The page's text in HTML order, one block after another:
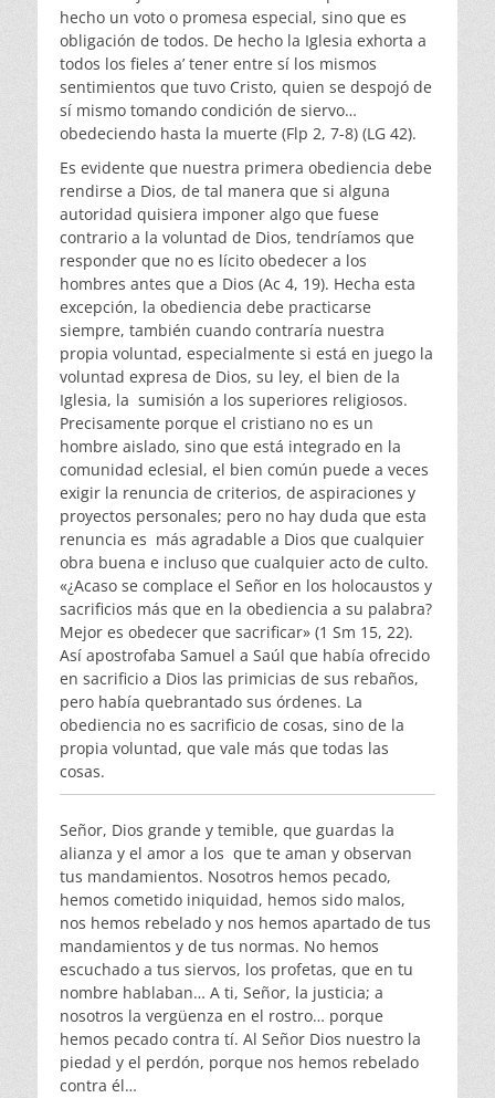
hecho un voto o promesa especial, sino que es
obligación de todos. De hecho la Iglesia exhorta a
todos los fieles a’ tener entre sí los mismos
sentimientos que tuvo Cristo, quien se despojó de
sí mismo tomando condición de siervo…
obedeciendo hasta la muerte (Flp 2, 7-8) (LG 42).
Es evidente que nuestra primera obediencia debe
rendirse a Dios, de tal manera que si alguna
autoridad quisiera imponer algo que fuese
contrario a la voluntad de Dios, tendríamos que
responder que no es lícito obedecer a los
hombres antes que a Dios (Ac 4, 19). Hecha esta
excepción, la obediencia debe practicarse
siempre, también cuando contraría nuestra
propia voluntad, especialmente si está en juego la
voluntad expresa de Dios, su ley, el bien de la
Iglesia, la sumisión a los superiores religiosos.
Precisamente porque el cristiano no es un
hombre aislado, sino que está integrado en la
comunidad eclesial, el bien común puede a veces
exigir la renuncia de criterios, de aspiraciones y
proyectos personales; pero no hay duda que esta
renuncia es más agradable a Dios que cualquier
obra buena e incluso que cualquier acto de culto.
«¿Acaso se complace el Señor en los holocaustos y
sacrificios más que en la obediencia a su palabra?
Mejor es obedecer que sacrificar» (1 Sm 15, 22).
Así apostrofaba Samuel a Saúl que había ofrecido
en sacrificio a Dios las primicias de sus rebaños,
pero había quebrantado sus órdenes. La
obediencia no es sacrificio de cosas, sino de la
propia voluntad, que vale más que todas las
cosas.
Señor, Dios grande y temible, que guardas la
alianza y el amor a los que te aman y observan
tus mandamientos. Nosotros hemos pecado,
hemos cometido iniquidad, hemos sido malos,
nos hemos rebelado y nos hemos apartado de tus
mandamientos y de tus normas. No hemos
escuchado a tus siervos, los profetas, que en tu
nombre hablaban… A ti, Señor, la justicia; a
nosotros la vergüenza en el rostro… porque
hemos pecado contra tí. Al Señor Dios nuestro la
piedad y el perdón, porque nos hemos rebelado
contra él…